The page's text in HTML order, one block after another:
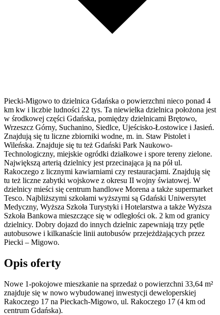
Piecki-Migowo to dzielnica Gdańska o powierzchni nieco ponad 4
km kw i liczbie ludności 22 tys. Ta niewielka dzielnica położona jest
w środkowej części Gdańska, pomiędzy dzielnicami Brętowo,
Wrzeszcz Górny, Suchanino, Siedlce, Ujeścisko-Łostowice i Jasień.
Znajdują się tu liczne zbiorniki wodne, m. in. Staw Pistolet i
Wileńska. Znajduje się tu też Gdański Park Naukowo-
Technologiczny, miejskie ogródki działkowe i spore tereny zielone.
Największą arterią dzielnicy jest przecinająca ją na pół ul.
Rakoczego z licznymi kawiarniami czy restauracjami. Znajdują się
tu też liczne zabytki wojskowe z okresu II wojny światowej. W
dzielnicy mieści się centrum handlowe Morena a także supermarket
Tesco. Najbliższymi szkołami wyższymi są Gdański Uniwersytet
Medyczny, Wyższa Szkoła Turystyki i Hotelarstwa a także Wyższa
Szkoła Bankowa mieszczące się w odległości ok. 2 km od granicy
dzielnicy. Dobry dojazd do innych dzielnic zapewniają trzy pętle
autobusowe i kilkanaście linii autobusów przejeżdżających przez
Piecki – Migowo.
Opis oferty
Nowe 1-pokojowe mieszkanie na sprzedaż o powierzchni 33,64 m²
znajduje się w nowo wybudowanej inwestycji deweloperskiej
Rakoczego 17 na Pieckach-Migowo, ul. Rakoczego 17 (4 km od
centrum Gdańska).